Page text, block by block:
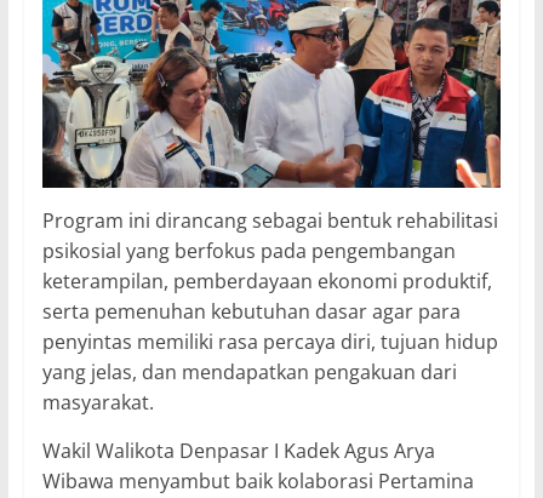
Program ini dirancang sebagai bentuk rehabilitasi
psikosial yang berfokus pada pengembangan
keterampilan, pemberdayaan ekonomi produktif,
serta pemenuhan kebutuhan dasar agar para
penyintas memiliki rasa percaya diri, tujuan hidup
yang jelas, dan mendapatkan pengakuan dari
masyarakat.
Wakil Walikota Denpasar I Kadek Agus Arya
Wibawa menyambut baik kolaborasi Pertamina